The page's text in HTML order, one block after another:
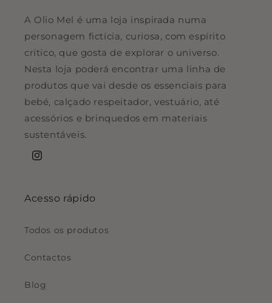
A Olio Mel é uma loja inspirada numa
personagem fictícia, curiosa, com espírito
crítico, que gosta de explorar o universo.
Nesta loja poderá encontrar uma linha de
produtos que vai desde os essenciais para
bebé, calçado respeitador, vestuário, até
acessórios e brinquedos em materiais
sustentáveis.
Instagram
Acesso rápido
Todos os produtos
Contactos
Blog